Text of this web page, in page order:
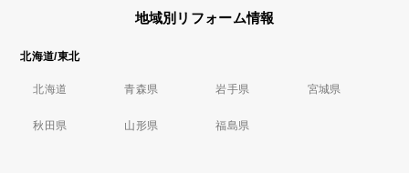
地域別リフォーム情報
北海道/東北
北海道 青森県 岩手県 宮城県
秋田県 山形県 福島県